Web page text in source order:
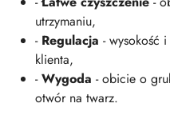
utrzymaniu,
- Regulacja - wysokość
klienta,
-Wygoda - obicie o
otwór na twarz.